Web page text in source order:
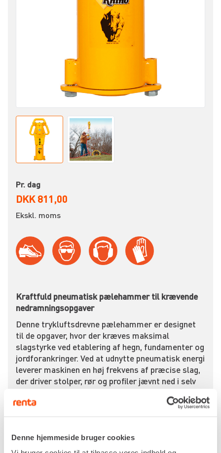
Denne hjemmeside bruger cookies
Pr. dag
DKK 811,00
Ekskl. moms
Kraftfuld pneumatisk pælehammer til krævende
nedramningsopgaver
Denne trykluftsdrevne pælehammer er designet
til de opgaver, hvor der kræves maksimal
slagstyrke ved etablering af hegn, fundamenter og
jordforankringer. Ved at udnytte pneumatisk energi
leverer maskinen en høj frekvens af præcise slag,
der driver stolper, rør og profiler jævnt ned i selv
de mest kompakte jordlag. Den robuste
konstruktion i hærdet stål sikrer, at maskinen
modstår de ekstreme mekaniske påvirkninger, der
terrænet.